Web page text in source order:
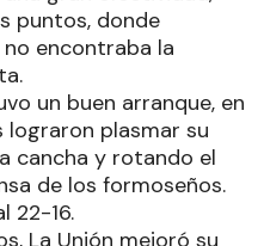
puntos, donde
encontraba la
un buen arranque, en
lograron plasmar su
cancha y rotando el
de los formoseños.
22-16.
La Unión mejoró su